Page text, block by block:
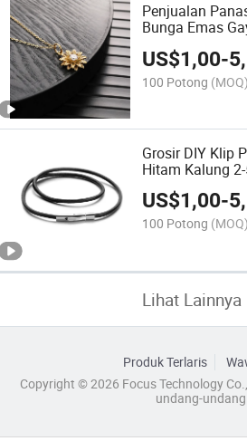
Penjualan
Bunga Emas
US$1,00-
100 Potong (MOQ)
Grosir DIY Klip
Hitam Kalung
US$1,00-
100 Potong (MOQ)
Lihat Lainnya
Produk Terlaris
Copyright © 2026 Focus Technology
undang-